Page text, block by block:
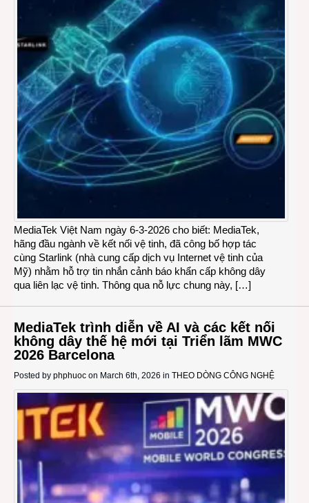
MediaTek Việt Nam ngày 6-3-2026 cho biết: MediaTek,
hãng đầu ngành về kết nối vệ tinh, đã công bố hợp tác
cùng Starlink (nhà cung cấp dịch vụ Internet vệ tinh của
Mỹ) nhằm hỗ trợ tin nhắn cảnh báo khẩn cấp không dây
qua liên lạc vệ tinh. Thông qua nỗ lực chung này, […]
MediaTek trình diễn về AI và các kết nối
không dây thế hệ mới tại Triển lãm MWC
2026 Barcelona
Posted by phphuoc on March 6th, 2026 in THEO DÒNG CÔNG NGHỆ